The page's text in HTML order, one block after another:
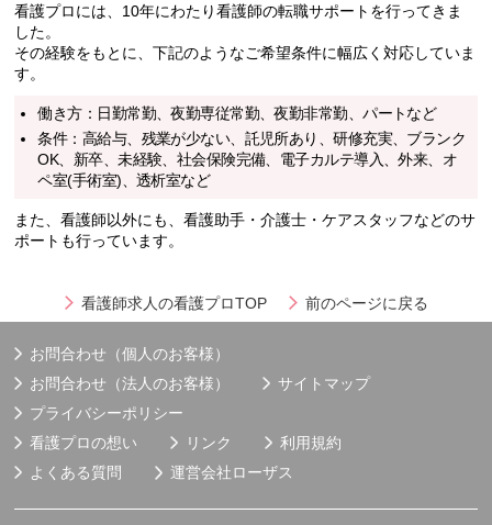
看護プロには、10年にわたり看護師の転職サポートを行ってきま
した。
その経験をもとに、下記のようなご希望条件に幅広く対応していま
す。
働き方：日勤常勤、夜勤専従常勤、夜勤非常勤、パートなど
条件：高給与、残業が少ない、託児所あり、研修充実、ブランク
OK、新卒、未経験、社会保険完備、電子カルテ導入、外来、オ
ペ室(手術室)、透析室など
また、看護師以外にも、看護助手・介護士・ケアスタッフなどのサ
ポートも行っています。
看護師求人の看護プロTOP 前のページに戻る
お問合わせ（個人のお客様）
お問合わせ（法人のお客様）
サイトマップ
プライバシーポリシー
看護プロの想い
リンク
利用規約
よくある質問
運営会社ローザス